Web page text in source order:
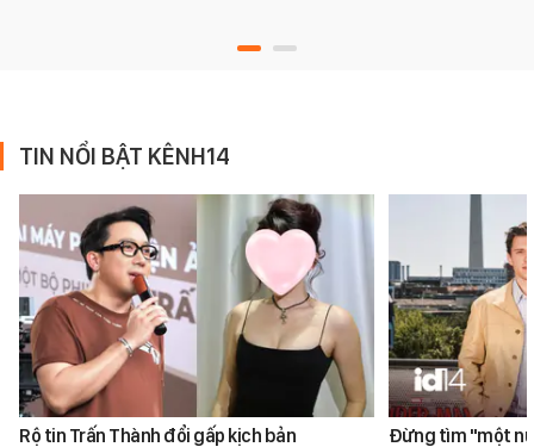
TIN NỔI BẬT KÊNH14
Rộ tin Trấn Thành đổi gấp kịch bản
Đừng tìm "một